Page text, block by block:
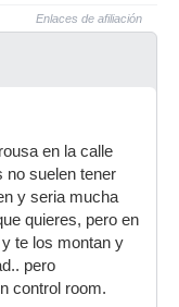
Enlaces de afiliación
en la calle
no suelen tener
y seria mucha
quieres, pero en
te los montan y
pero
control room.